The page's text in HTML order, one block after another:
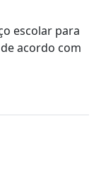
escolar para
acordo com